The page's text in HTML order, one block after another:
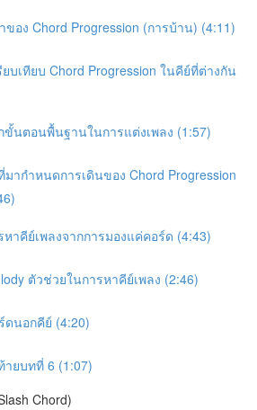
อง Chord Progression (การบ้าน) (4:11)
บเทียบ Chord Progression ในคีย์ที่ต่างกัน
ขั้นตอนพื้นฐานในการแต่งเพลง (1:57)
ากำหนดการเดินของ Chord Progression
าคีย์เพลงจากการมองแค่คอร์ด (4:43)
ตัวช่วยในการหาคีย์เพลง (2:46)
ดนอกคีย์ (4:20)
ยบทที่ 6 (1:07)
Chord)